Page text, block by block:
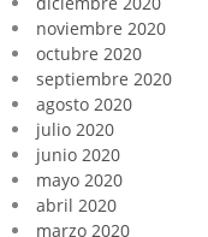
noviembre 2020
octubre 2020
septiembre 2020
agosto 2020
julio 2020
junio 2020
mayo 2020
abril 2020
marzo 2020